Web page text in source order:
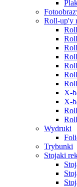
Roll-up'y
X-
X-
Wydruki
Trybunki
Stojaki